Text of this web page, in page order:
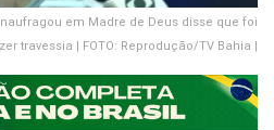
em Madre de Deus disse que foi
travessia | FOTO: Reprodução/TV Bahia |